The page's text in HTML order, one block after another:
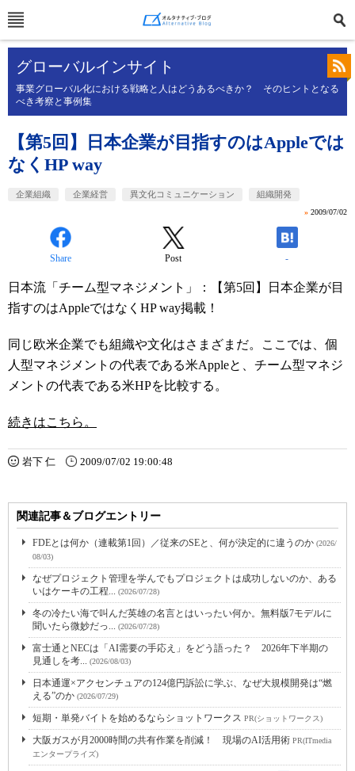
グローバルインサイト
事業グローバル化における戦略と人はどうあるべきか？ そのヒントとなる
べき考察と事例集
【第5回】日本企業が目指すのはAppleでは
なくHP way
企業組織 企業経営 異文化コミュニケーション 組織開発
» 2009/07/02
Share Post -
日本流「チーム型マネジメント」：【第5回】日本企業が目
指すのはAppleではなくHP way掲載！
同じ欧米企業でも組織や文化はさまざまだ。ここでは、個
人型マネジメントの代表である米Appleと、チーム型マネジ
メントの代表である米HPを比較する。
続きはこちら。
岩下 仁 2009/07/02 19:00:48
関連記事＆ブログエントリー
FDEとは何か（連載第1回）／従来のSEと、何が決定的に違うのか (2026/
08/03)
なぜプロジェクト管理を学んでもプロジェクトは成功しないのか、ある
いはケーキの工程... (2026/07/28)
冬の冷たい海で叫んだ英雄の名言とはいったい何か。無料版7モデルに
聞いたら微妙だっ... (2026/07/28)
富士通とNECは「AI需要の手応え」をどう語った？ 2026年下半期の
見通しを考... (2026/08/03)
日本通運×アクセンチュアの124億円訴訟に学ぶ、なぜ大規模開発は“燃
える”のか (2026/07/29)
短期・単発バイトを始めるならショットワークス PR(ショットワークス)
大阪ガスが月2000時間の共有作業を削減！ 現場のAI活用術 PR(ITmedia
エンタープライズ)